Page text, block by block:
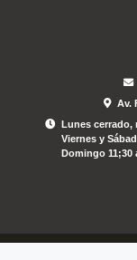
Av.
Lunes cerrado,
Viernes y
Domingo 11;30